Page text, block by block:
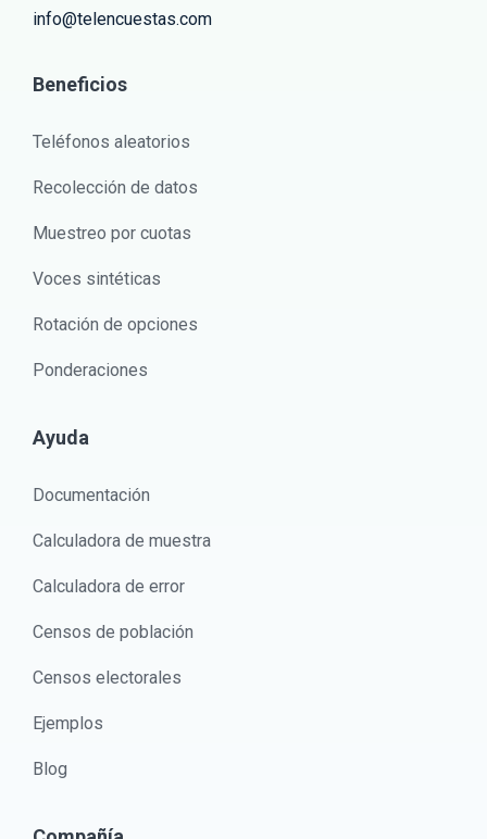
info@telencuestas.com
Beneficios
Teléfonos aleatorios
Recolección de datos
Muestreo por cuotas
Voces sintéticas
Rotación de opciones
Ponderaciones
Ayuda
Documentación
Calculadora de muestra
Calculadora de error
Censos de población
Censos electorales
Ejemplos
Blog